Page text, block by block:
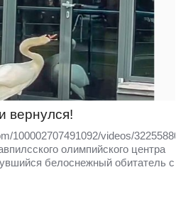
вернулся!
100002707491092/videos/
олимпийского центра
белоснежный обитатель с